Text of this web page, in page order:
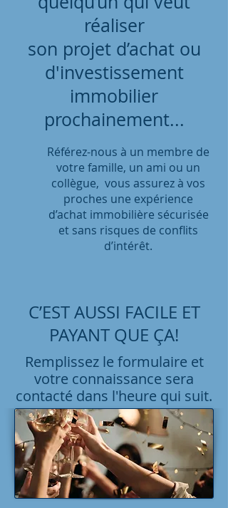
réaliser
son projet d’achat ou
d'investissement
immobilier
prochainement...
Référez-nous à un membre de
votre famille, un ami ou un
collègue, vous assurez à vos
proches une expérience
d’achat immobilière sécurisée
et sans risques de conflits
d’intérêt.
C’EST AUSSI FACILE ET
PAYANT QUE ÇA!
Remplissez le formulaire et
votre connaissance sera
contacté dans l'heure qui suit.